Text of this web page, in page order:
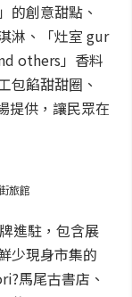
的創意甜點、
淋、「灶室 gur
others」香料
包餡甜甜圈、
提供，讓民眾在
旅館
進駐，包含展
少現身市集的
馬尾古書店、